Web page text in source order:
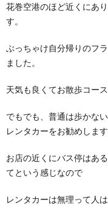
花巻空港のほど近くにあ
す。
ぶっちゃけ自分帰りのフ
ました。
天気も良くてお散歩コー
でもでも、普通は歩かな
レンタカーをお勧めします
お店の近くにバス停はあ
てという感じなので
レンタカーは無理って人